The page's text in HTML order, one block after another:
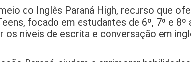
do Inglês Paraná High, recurso que
focado em estudantes de 6º, 7º e 8º
os níveis de escrita e conversação em